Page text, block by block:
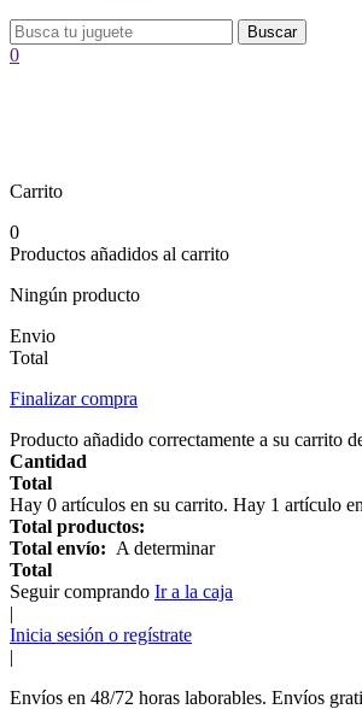
Buscar
0
Carrito
0
Productos añadidos al carrito
Ningún producto
Envio
Total
Finalizar compra
Producto añadido correctamente a su carrito
Cantidad
Total
Hay 0 artículos en su carrito. Hay 1 artículo
Total productos:
Total envío: A determinar
Total
Seguir comprando Ir a la caja
|
Inicia sesión o regístrate
|
Envíos en 48/72 horas laborables. Envíos